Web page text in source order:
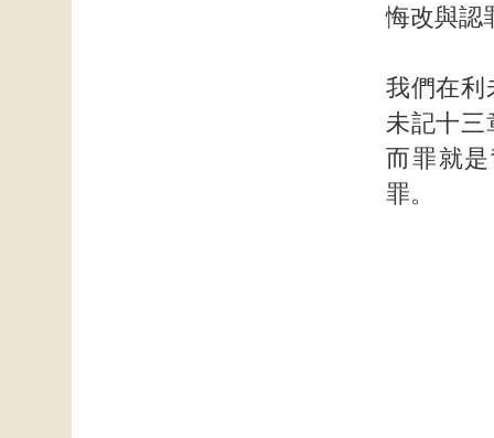
悔改與認
我們在利
未記十三
而罪就
罪。